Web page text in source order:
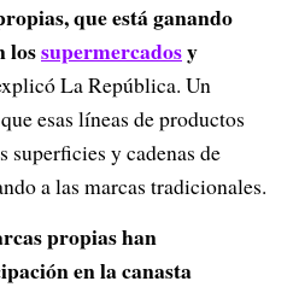
que está ganando
lossupermercadosy
La República. Un
esas líneas de productos
superficies y cadenas de
a las marcas tradicionales.
propias han
en la canasta